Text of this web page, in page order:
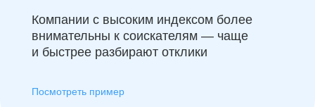
Компании с высоким индексом более
внимательны к соискателям — чаще
и быстрее разбирают отклики
Посмотреть пример